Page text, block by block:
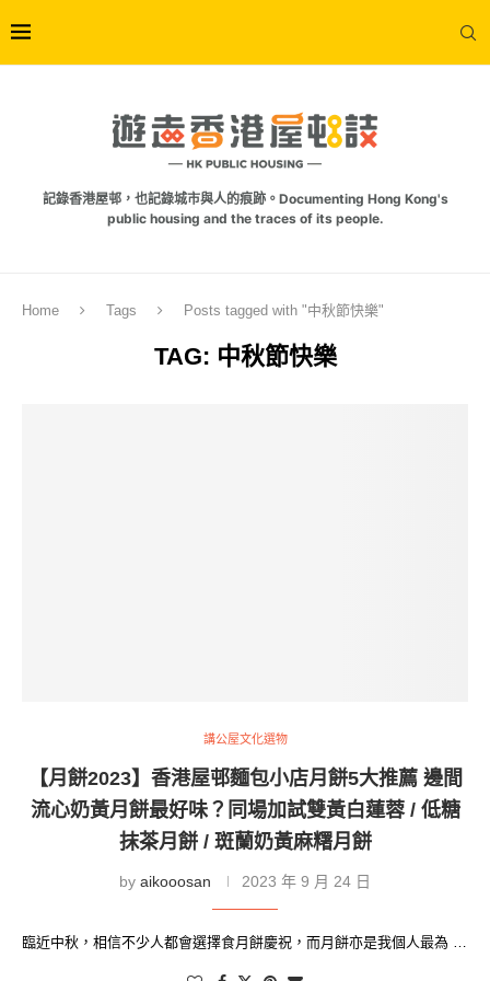
記錄香港屋邨，也記錄城市與人的痕跡。Documenting Hong Kong's
public housing and the traces of its people.
Home Tags Posts tagged with "中秋節快樂"
TAG: 中秋節快樂
講公屋文化選物
【月餅2023】香港屋邨麵包小店月餅5大推薦 邊間
流心奶黃月餅最好味？同場加試雙黃白蓮蓉 / 低糖
抹茶月餅 / 斑蘭奶黃麻糬月餅
by aikooosan 2023 年 9 月 24 日
臨近中秋，相信不少人都會選擇食月餅慶祝，而月餅亦是我個人最為 …